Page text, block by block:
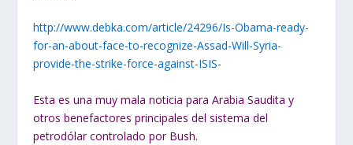
http://www.debka.com/article/24296/Is-Obama-ready-
for-an-about-face-to-recognize-Assad-Will-Syria-
provide-the-strike-force-against-ISIS-
Esta es una muy mala noticia para Arabia Saudita y
otros benefactores principales del sistema del
petrodólar controlado por Bush.